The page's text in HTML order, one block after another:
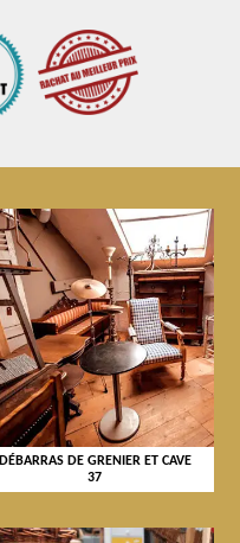
DÉBARRAS DE GRENIER ET CAVE
37